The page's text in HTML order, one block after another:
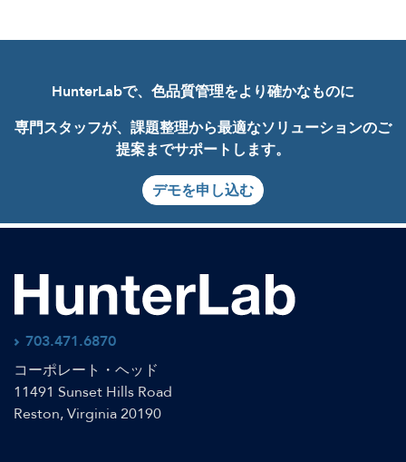
HunterLabで、色品質管理をより確かなものに
専門スタッフが、課題整理から最適なソリューションのご
提案までサポートします。
デモを申し込む
703.471.6870
コーポレート・ヘッド
11491 Sunset Hills Road
Reston, Virginia 20190